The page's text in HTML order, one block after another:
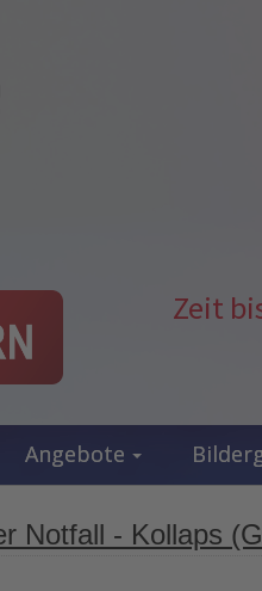
Zeit
Angebote
Notfall - Kollaps